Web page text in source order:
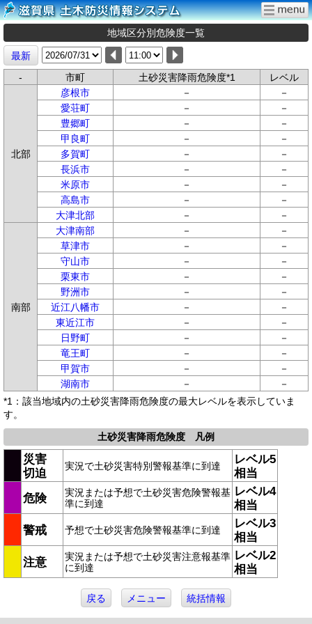
地域区分別危険度一覧
最新
-
市町 土砂災害降雨危険度*1 レベル
北部
彦根市 －
－
愛荘町
－
－
豊郷町
－
－
甲良町
－
－
多賀町
－
－
長浜市
－
－
米原市
－
－
高島市
－
－
大津北部
－ －
南部
大津南部 －
－
草津市
－
－
守山市
－
－
栗東市
－
－
野洲市
－
－
近江八幡市
－
－
東近江市
－
－
日野町
－
－
竜王町
－
－
甲賀市
－
－
湖南市
－
－
*1：該当地域内の土砂災害降雨危険度の最大レベルを表示していま
す。
土砂災害降雨危険度 凡例
災害
切迫
実況で土砂災害特別警報基準に到達
レベル5
相当
危険
実況または予想で土砂災害危険警報基
準に到達
レベル4
相当
警戒
予想で土砂災害危険警報基準に到達
レベル3
相当
注意
実況または予想で土砂災害注意報基準
に到達
レベル2
相当
戻る メニュー 統括情報